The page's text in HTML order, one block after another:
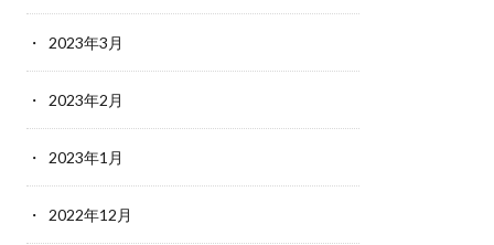
2023年3月
2023年2月
2023年1月
2022年12月